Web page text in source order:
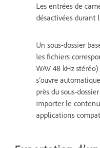
Les entrées de
désactivées durant
Un sous-dossier
les fichiers
WAV 48 kHz
s’ouvre
près du sous-
importer le
applications